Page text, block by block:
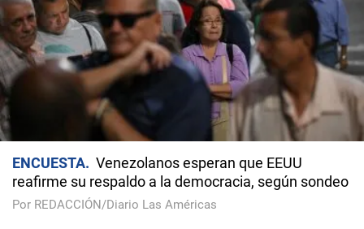
ENCUESTA
Venezolanos esperan que EEUU
reafirme su respaldo a la democracia, según sondeo
Por REDACCIÓN/Diario Las Américas